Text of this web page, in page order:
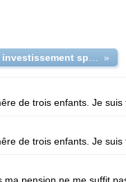
»